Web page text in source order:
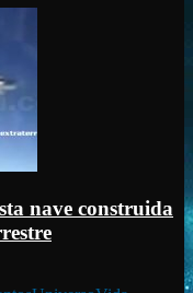
nave construida